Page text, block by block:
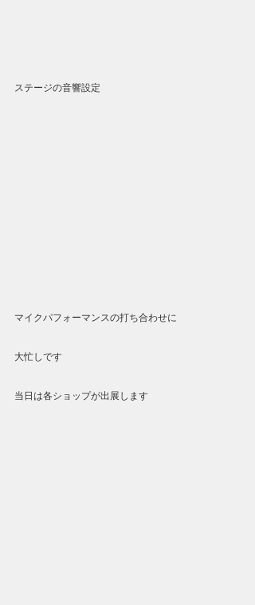
ステージの音響設定
マイクパフォーマンスの打ち合わせに
大忙しです
当日は各ショップが出展します